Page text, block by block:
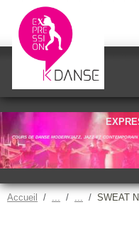
COURS DE DANSE MODERN'JAZZ, JAZZ ET
Accueil SWEAT
Panneau de gestion des